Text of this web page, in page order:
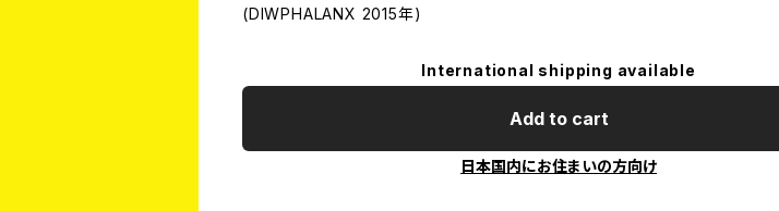
(DIWPHALANX 2015年)
International shipping available
Add to cart
日本国内にお住まいの方向け